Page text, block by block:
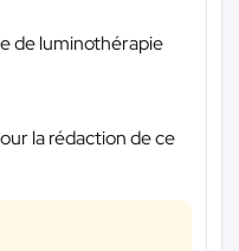
de luminothérapie
la rédaction de ce